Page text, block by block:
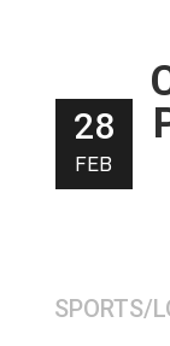
28
FEB
SPORTS/